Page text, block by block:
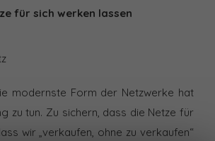
für sich werken lassen
modernste Form der Netzwerke hat
zu tun. Zu sichern, dass die Netze für
wir „verkaufen, ohne zu verkaufen“